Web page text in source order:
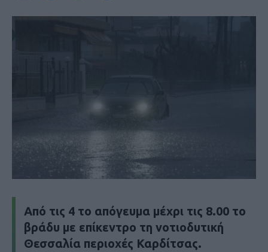
Από τις 4 το απόγευμα μέχρι τις 8.00 το
βράδυ με επίκεντρο τη νοτιοδυτική
Θεσσαλία περιοχές Καρδίτσας.